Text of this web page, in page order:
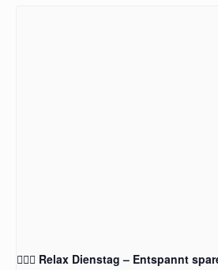
🧖‍♂️✨ Relax Dienstag – Entspannt